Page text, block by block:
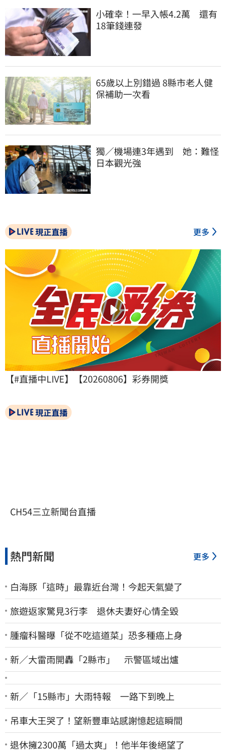
小確幸！一早入帳4.2萬　還有
18筆錢連發
65歲以上別錯過 8縣市老人健
保補助一次看
獨／機場連3年遇到　她：難怪
日本觀光強
現正直播 更多
【#直播中LIVE】【20260806】彩券開獎
現正直播
CH54三立新聞台直播
熱門新聞 更多
白海豚「這時」最靠近台灣！今起天氣變了
旅遊返家驚見3行李 退休夫妻好心情全毀
腫瘤科醫曝「從不吃這道菜」恐多種癌上身
新／大雷雨開轟「2縣市」 示警區域出爐
新／「15縣市」大雨特報 一路下到晚上
吊車大王哭了！望新豐車站感謝憶起這瞬間
退休擁2300萬「過太爽」！他半年後絕望了